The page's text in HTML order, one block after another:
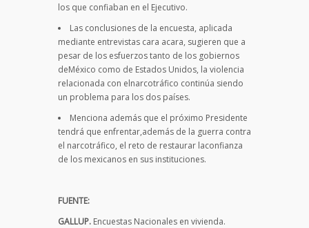
los que confiaban en el Ejecutivo.
Las conclusiones de la encuesta, aplicada
mediante entrevistas cara acara, sugieren que a
pesar de los esfuerzos tanto de los gobiernos
deMéxico como de Estados Unidos, la violencia
relacionada con elnarcotráfico continúa siendo
un problema para los dos países.
Menciona además que el próximo Presidente
tendrá que enfrentar,además de la guerra contra
el narcotráfico, el reto de restaurar laconfianza
de los mexicanos en sus instituciones.
FUENTE:
GALLUP. Encuestas Nacionales en vivienda.